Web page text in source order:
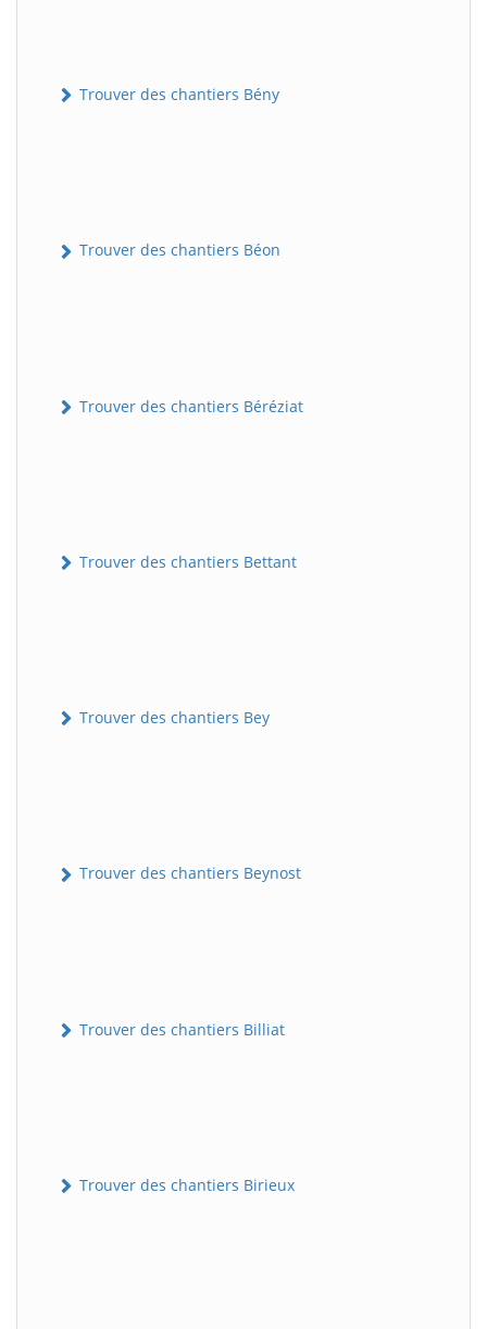
Trouver des chantiers Bény
Trouver des chantiers Béon
Trouver des chantiers Béréziat
Trouver des chantiers Bettant
Trouver des chantiers Bey
Trouver des chantiers Beynost
Trouver des chantiers Billiat
Trouver des chantiers Birieux